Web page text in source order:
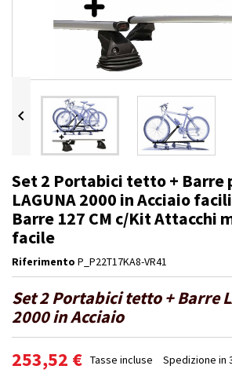

Set 2 Portabici tetto + Barre
LAGUNA 2000 in Acciaio
Barre 127 CM c/Kit Attacchi
facile
Riferimento P_P22T17KA8-VR41
Set 2 Portabici tetto + Barre
2000 in Acciaio
253,52 € Tasse incluse Spedizione in